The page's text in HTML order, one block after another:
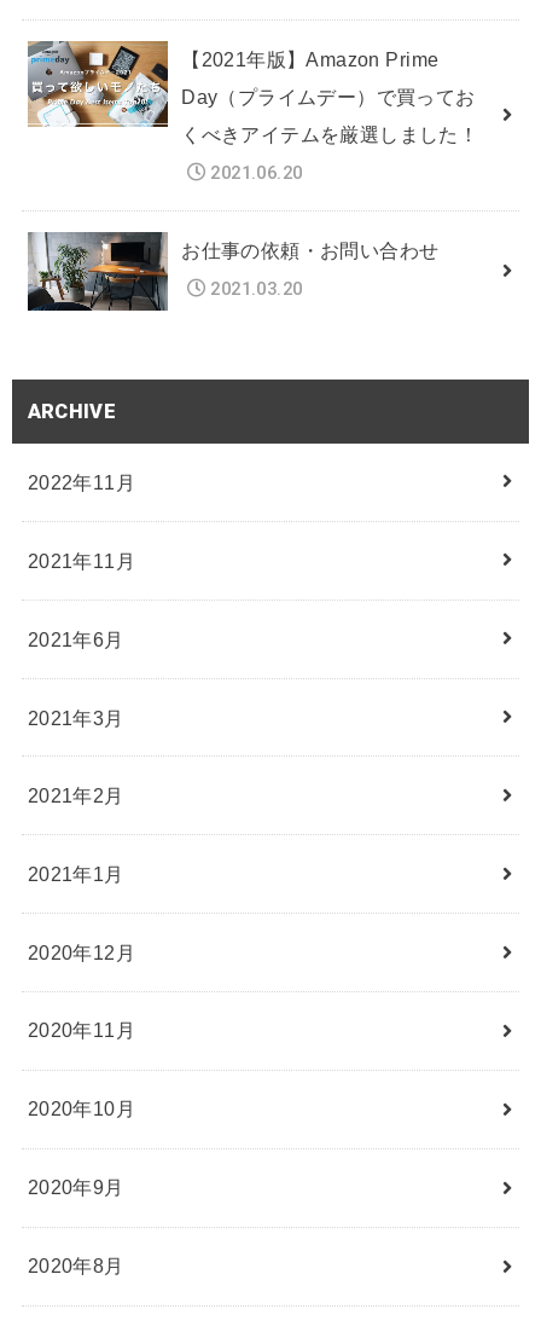
【2021年版】Amazon Prime
Day（プライムデー）で買ってお
くべきアイテムを厳選しました！
2021.06.20
お仕事の依頼・お問い合わせ
2021.03.20
ARCHIVE
2022年11月
2021年11月
2021年6月
2021年3月
2021年2月
2021年1月
2020年12月
2020年11月
2020年10月
2020年9月
2020年8月